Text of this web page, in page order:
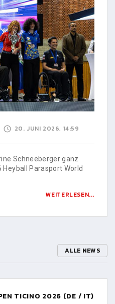
20. JUNI 2026, 14:59
Schneeberger ganz
Parasport World
WEITERLESEN...
ALLE NEWS
TICINO 2026 (DE / IT)